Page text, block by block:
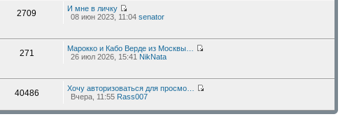
2709
И мне в личку
08 июн 2023, 11:04 senator
271
Марокко и Кабо Верде из Москвы…
26 июл 2026, 15:41 NikNata
40486
Хочу авторизоваться для просмо…
Вчера, 11:55 Rass007